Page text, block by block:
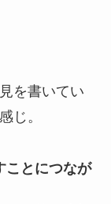
を書いてい
じ。
ことにつなが